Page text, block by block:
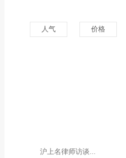
人气 价格
沪上名律师访谈...